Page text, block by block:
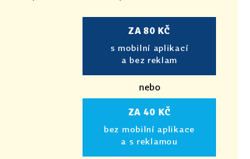
ZA 80 KČ
s mobilní aplikací
a bez reklam
nebo
ZA 40 KČ
bez mobilní aplikace
a s reklamou